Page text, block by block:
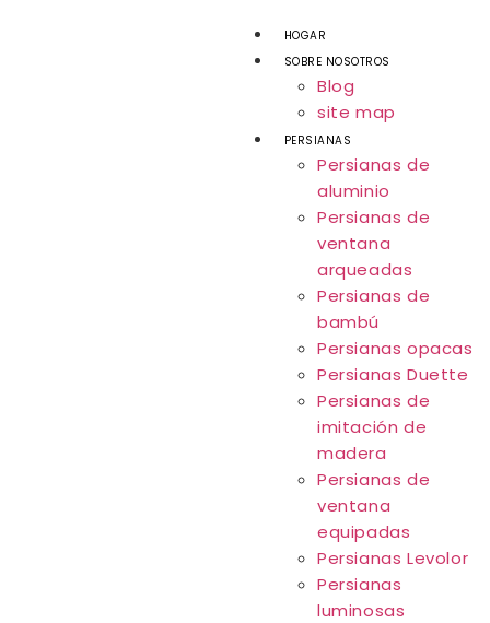
HOGAR
SOBRE NOSOTROS
Blog
site map
PERSIANAS
Persianas de
aluminio
Persianas de
ventana
arqueadas
Persianas de
bambú
Persianas opacas
Persianas Duette
Persianas de
imitación de
madera
Persianas de
ventana
equipadas
Persianas Levolor
Persianas
luminosas